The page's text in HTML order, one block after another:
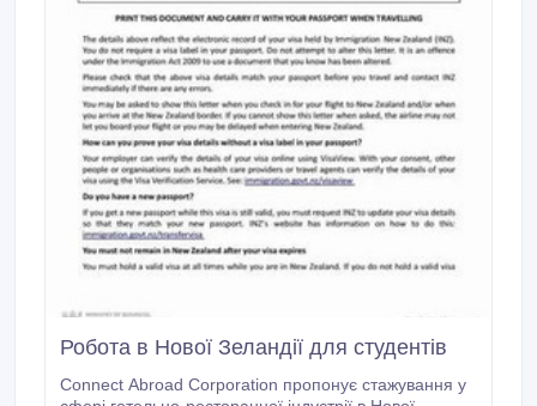
Робота в Нової Зеландії для студентів
Connect Abroad Corporation пропонує стажування у